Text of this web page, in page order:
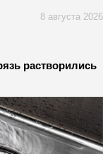
8 августа 2026
растворились